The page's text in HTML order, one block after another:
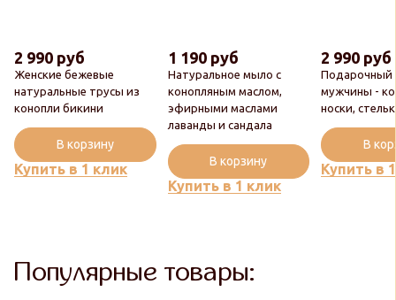
Женские бежевые
натуральные трусы из
конопли бикини
2 990 руб
Купить в 1 клик
В корзину
Натуральное мыло с
конопляным маслом,
эфирными маслами
лаванды и сандала
1 190 руб
Купить в 1 клик
В корзину
Подарочный
мужчины -
носки,
2 990 руб
Купить в
В
Популярные товары: